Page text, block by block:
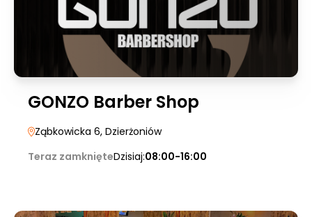
GONZO Barber Shop
Ząbkowicka 6, Dzierżoniów
Teraz zamknięteDzisiaj:08:00-16:00